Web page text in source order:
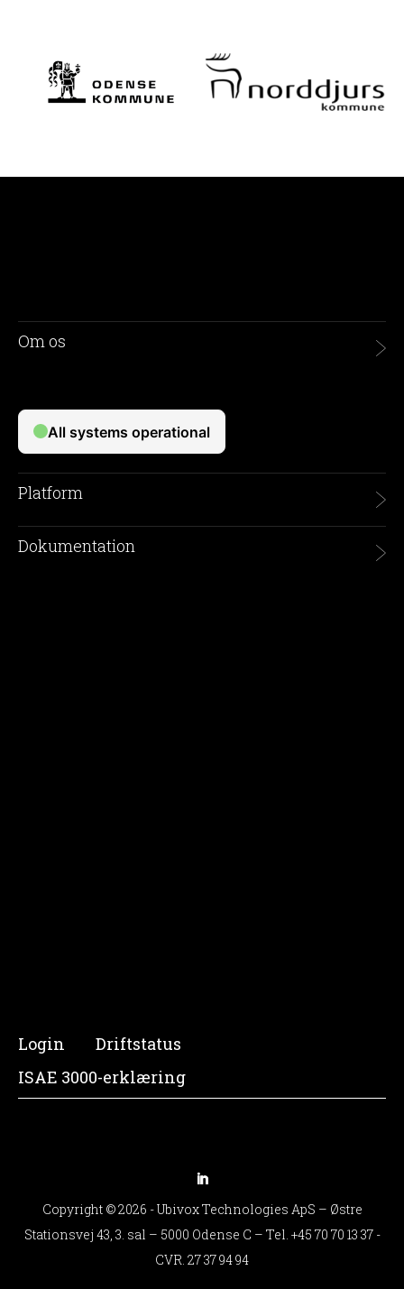
Om os
Platform
Dokumentation
Login
Driftstatus
ISAE 3000-erklæring
Copyright © 2026 - Ubivox Technologies ApS – Østre
Stationsvej 43, 3. sal – 5000 Odense C – Tel. +45 70 70 13 37-
CVR. 27 37 94 94